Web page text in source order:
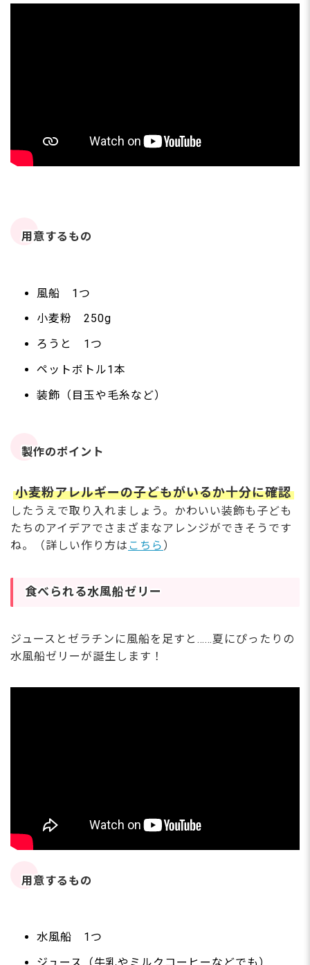
用意するもの
風船 1つ
小麦粉 250g
ろうと 1つ
ペットボトル1本
装飾（目玉や毛糸など）
製作のポイント
小麦粉アレルギーの子どもがいるか十分に確認
したうえで取り入れましょう。かわいい装飾も子ども
たちのアイデアでさまざまなアレンジができそうです
ね。（詳しい作り方は こちら ）
食べられる水風船ゼリー
ジュースとゼラチンに風船を足すと……夏にぴったりの
水風船ゼリーが誕生します！
用意するもの
水風船 1つ